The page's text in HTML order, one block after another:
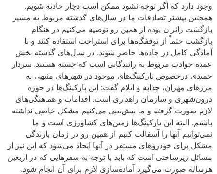
وجود دارد که اگر توجه نشود ممکن است دچار حادثه شویم.
همچنین بیشتر تصادفات ما در سال‌های گذشته مربوط به مسیر
بازگشت زائران بوده از همین رو توصیه می‌کنیم در هنگام
بازگشت حتماً از توقفگاه‌ها برای استراحت استفاده کنند و با
آمادگی کامل در جاده‌ها حاضر شوند. در سال‌های گذشته بخش
عمده حوادث مربوط به رانندگانی است که خسته هستند. سردار
حمیدی درخصوص پارکینگ‌های موجود در شهرهای منتهی به
مرزهای مهران، چذابه و ایلام گفت: این پارکینگ‌ها در حوزه
درون‌شهری و سازمان راهداری است. اقدامات و هماهنگی‌های
لازم صورت گرفته و ما پیش‌بینی می‌کنیم مشکل خاصی نداشته
باشیم. البته این پارکینگ‌ها زمین‌های کشاورزی است و ما
نمی‌توانیم آنها را آسفالت کنیم از همین رو در زمان بارندگی
مشکل برای خودروهای مستقر در آنها ایجاد می‌شود که این نیز از
مسائل زیرساختی است که باید با توجه به سفرهایی که در اربعین
هرساله صورت می‌گیرد آماده‌سازی لازم برای آن انجام شود.